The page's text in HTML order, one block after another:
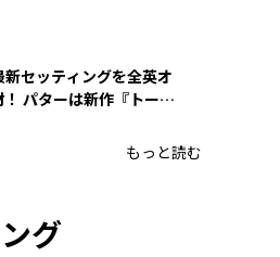
新セッティングを全英オ
パターは新作『トーチ
もっと読む
グ